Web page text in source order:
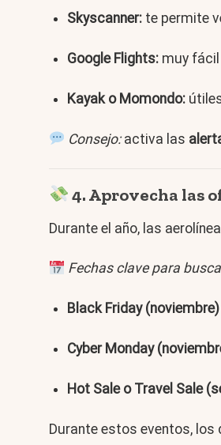
Skyscanner:te permite
Google Flights:muy fácil
Kayak o Momondo:
Consejo:activa las
4. Aprovecha las
Durante el año, las
Fechas clave para
Black Friday (noviembre)
Cyber Monday
Hot Sale o Travel Sale
Durante estos eventos, los